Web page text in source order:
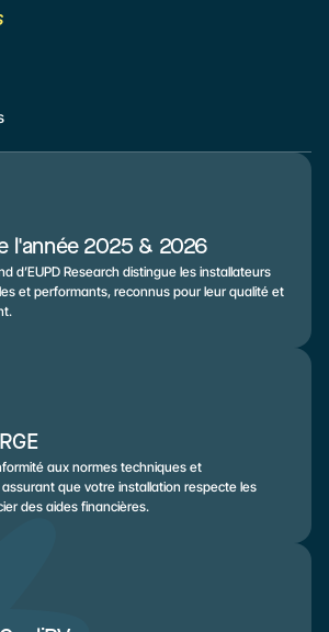
l'année 2025 & 2026
d’EUPD Research distingue les installateurs
et performants, reconnus pour leur qualité et
aux normes techniques et
que votre installation respecte les
des aides financières.